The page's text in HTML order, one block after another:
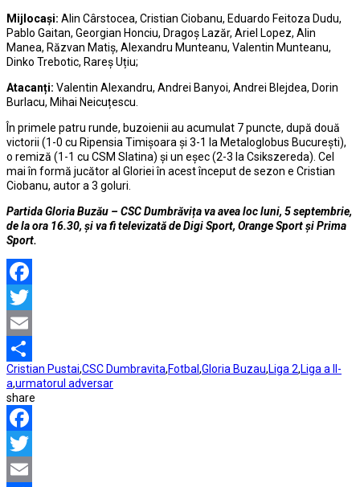
Mijlocași: Alin Cârstocea, Cristian Ciobanu, Eduardo Feitoza Dudu,
Pablo Gaitan, Georgian Honciu, Dragoș Lazăr, Ariel Lopez, Alin
Manea, Răzvan Matiș, Alexandru Munteanu, Valentin Munteanu,
Dinko Trebotic, Rareș Uțiu;
Atacanți: Valentin Alexandru, Andrei Banyoi, Andrei Blejdea, Dorin
Burlacu, Mihai Neicuțescu.
În primele patru runde, buzoienii au acumulat 7 puncte, după două
victorii (1-0 cu Ripensia Timișoara și 3-1 la Metaloglobus București),
o remiză (1-1 cu CSM Slatina) și un eșec (2-3 la Csikszereda). Cel
mai în formă jucător al Gloriei în acest început de sezon e Cristian
Ciobanu, autor a 3 goluri.
Partida Gloria Buzău – CSC Dumbrăvița va avea loc luni, 5 septembrie,
de la ora 16.30, și va fi televizată de Digi Sport, Orange Sport și Prima
Sport.
Facebook
Twitter
Email
Partajează
Cristian Pustai,CSC Dumbravita,Fotbal ,Gloria Buzau,Liga 2,Liga a II-
a,urmatorul adversar
share
Facebook
Twitter